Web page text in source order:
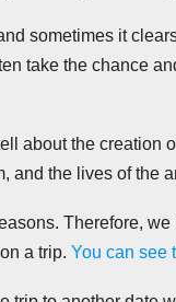
sometimes it
take the chance
about the creation
and the lives of the
Therefore,
a trip.You can see